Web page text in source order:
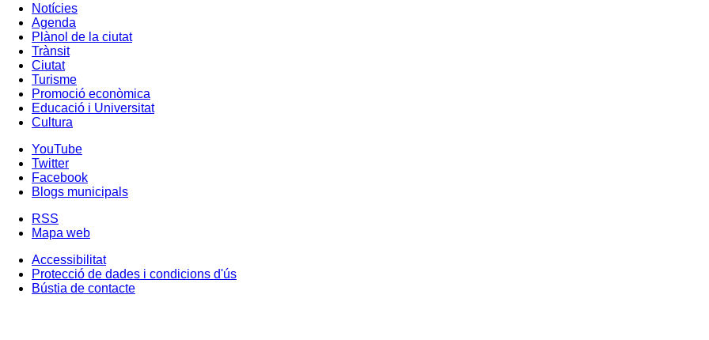
Notícies
Agenda
Plànol de la ciutat
Trànsit
Ciutat
Turisme
Promoció econòmica
Educació i Universitat
Cultura
YouTube
Twitter
Facebook
Blogs municipals
RSS
Mapa web
Accessibilitat
Protecció de dades i condicions d'ús
Bústia de contacte